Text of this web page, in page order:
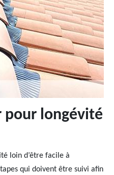
pour longévité
loin d’être facile à
qui doivent être suivi afin